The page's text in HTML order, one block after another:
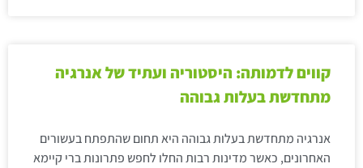
קווים לדמותה: היסטוריה ועתיד של אנרגיה
מתחדשת בעלות גבוהה
אנרגיה מתחדשת בעלות גבוהה היא תחום שהתפתח בעשורים
האחרונים, כאשר מדינות רבות החלו לחפש פתרונות ברי קיימא